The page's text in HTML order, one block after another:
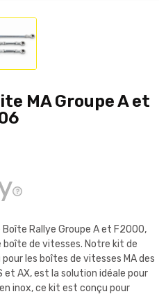
MA Groupe A et
Rallye Groupe A et F2000,
de vitesses. Notre kit de
les boîtes de vitesses MA des
et AX, est la solution idéale pour
inox, ce kit est conçu pour